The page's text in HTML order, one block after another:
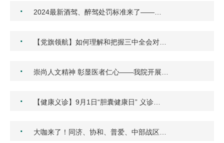
· 2024最新酒驾、醉驾处罚标准来了——…
· 【党旗领航】如何理解和把握三中全会对…
· 崇尚人文精神 彰显医者仁心——我院开展…
· 【健康义诊】9月1日“胆囊健康日” 义诊…
· 大咖来了！同济、协和、普爱、中部战区…